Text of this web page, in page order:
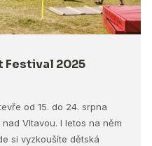
Festival 2025
od 15. do 24. srpna
Vltavou. I letos na něm
si vyzkoušíte dětská